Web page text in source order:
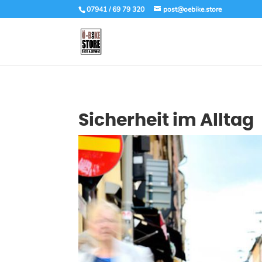
07941 / 69 79 320 post@oebike.store
Sicherheit im Alltag